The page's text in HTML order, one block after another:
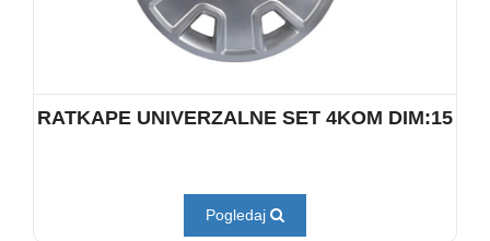
RATKAPE UNIVERZALNE SET 4KOM DIM:15
Pogledaj